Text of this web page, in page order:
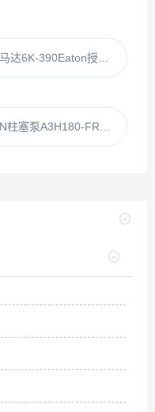
6K-390 612-0014现货伊顿液压马达6K-390Eaton授权代理
A3H180-FR01KK-10油研YUKEN柱塞泵A3H180-FR01KK现货供应